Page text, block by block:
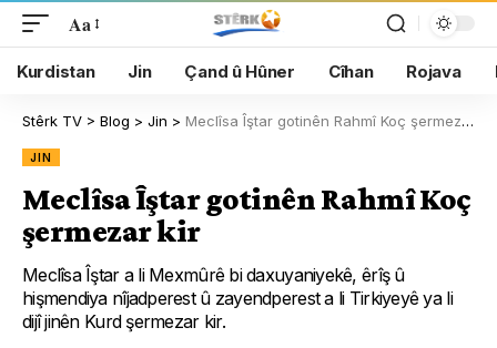
Aa
Kurdistan Jin Çand û Hûner Cîhan Rojava
Stêrk TV > Blog > Jin > Meclîsa Îştar gotinên Rahmî Koç şermezar kir
JIN
Meclîsa Îştar gotinên Rahmî Koç
şermezar kir
Meclîsa Îştar a li Mexmûrê bi daxuyaniyekê, êrîş û
hişmendiya nîjadperest û zayendperest a li Tirkiyeyê ya li
dijî jinên Kurd şermezar kir.